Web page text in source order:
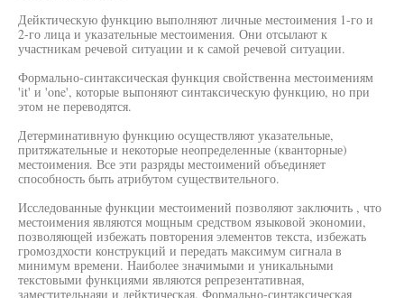
Дейктическую функцию выполняют личные местоимения 1-го и
2-го лица и указательные местоимения. Они отсылают к
участникам речевой ситуации и к самой речевой ситуации.
Формально-синтаксическая функция свойственна местоимениям
'it' и 'one', которые выпоняют синтаксическую функцию, но при
этом не переводятся.
Детерминативную функцию осуществляют указательные,
притяжательные и некоторые неопределенные (кванторные)
местоимения. Все эти разряды местоимений объединяет
способность быть атрибутом существительного.
Исследованные функции местоимений позволяют заключить , что
местоимения являются мощным средством языковой экономии,
позволяющей избежать повторения элементов текста, избежать
громоздхости конструкций и передать максимум сигнала в
минимум времени. Наиболее значимыми и уникальными
текстовыми функциями являются репрезентативная,
заместительнаяи и дейктическая. Формально-синтаксическая